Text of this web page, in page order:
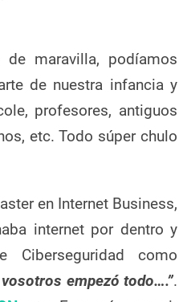
maravilla, podíamos
de nuestra infancia y
profesores, antiguos
etc. Todo súper chulo
en Internet Business,
internet por dentro y
como
vosotros empezó todo….”.